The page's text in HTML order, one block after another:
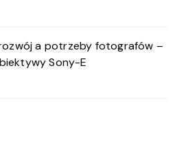
a potrzeby fotografów –
Sony-E